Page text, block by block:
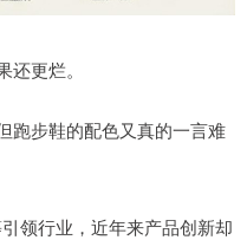
更烂。
跑步鞋的配色又真的一言难
领行业，近年来产品创新却